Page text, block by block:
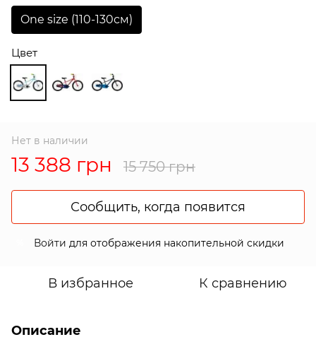
One size (110-130см)
Цвет
Нет в наличии
13 388 грн 15 750 грн
Сообщить, когда появится
Войти для отображения накопительной скидки
В избранное К сравнению
Описание